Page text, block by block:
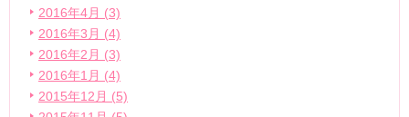
2016年4月 (3)
2016年3月 (4)
2016年2月 (3)
2016年1月 (4)
2015年12月 (5)